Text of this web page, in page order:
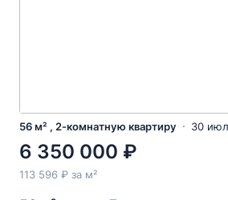
56 м² , 2-комнатную квартиру 30
6 350 000 ₽
113 596 ₽ за м²